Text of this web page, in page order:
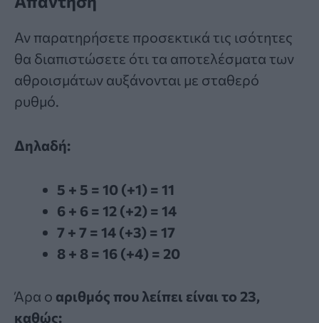
Αν παρατηρήσετε προσεκτικά τις ισότητες
θα διαπιστώσετε ότι τα αποτελέσματα των
αθροισμάτων αυξάνονται με σταθερό
ρυθμό.
Δηλαδή:
5 + 5 = 10 (+1) = 11
6 + 6 = 12 (+2) = 14
7 + 7 = 14 (+3) = 17
8 + 8 = 16 (+4) = 20
Άρα ο αριθμός που λείπει είναι το 23,
καθώς: